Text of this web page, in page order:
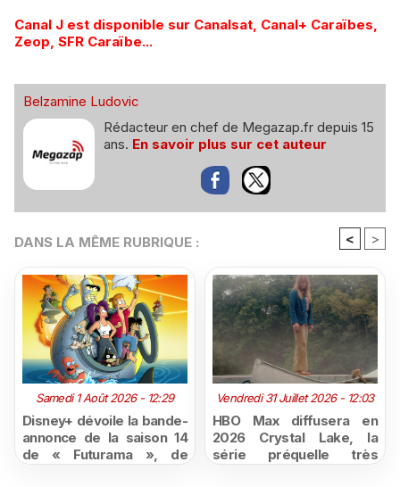
Canal J est disponible sur Canalsat, Canal+ Caraïbes,
Zeop, SFR Caraïbe...
Belzamine Ludovic
Rédacteur en chef de Megazap.fr depuis 15
ans. En savoir plus sur cet auteur
DANS LA MÊME RUBRIQUE : < >
Samedi 1 Août 2026 - 12:29
Disney+ dévoile la bande-
annonce de la saison 14
de « Futurama », de
Vendredi 31 Juillet 2026 - 12:03
HBO Max diffusera en
2026 Crystal Lake, la
série préquelle très